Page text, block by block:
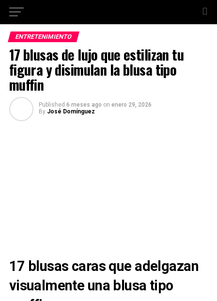
ENTRETENIMIENTO
17 blusas de lujo que estilizan tu
figura y disimulan la blusa tipo
muffin
Published 6 meses ago on enero 29, 2026
By José Domínguez
17 blusas caras que adelgazan
visualmente una blusa tipo